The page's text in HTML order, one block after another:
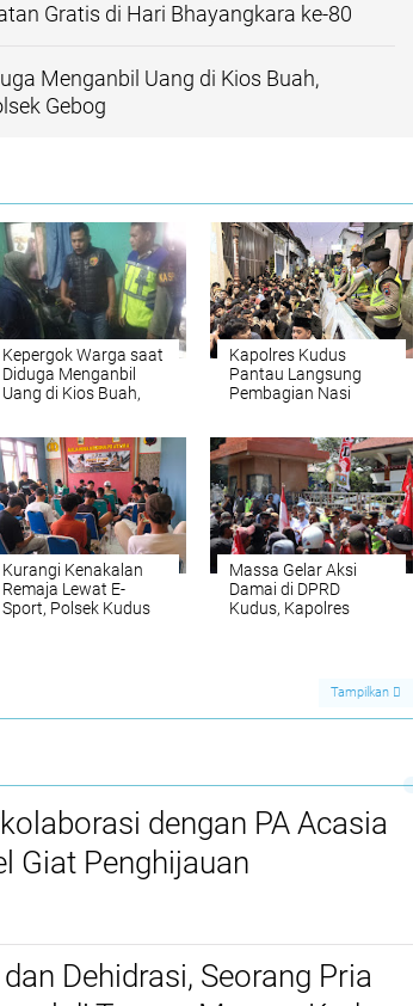
Gratis di Hari Bhayangkara ke-80
Menganbil Uang di Kios Buah,
Gebog
Kepergok Warga saat
Diduga Menganbil
Uang di Kios Buah,
Kapolres Kudus
Pantau Langsung
Pembagian Nasi
Kawasan Menara
Kurangi Kenakalan
Remaja Lewat E-
Sport, Polsek Kudus
Massa Gelar Aksi
Damai di DPRD
Kudus, Kapolres
Tampilkan
dengan PA Acasia
Giat Penghijauan
Dehidrasi, Seorang Pria